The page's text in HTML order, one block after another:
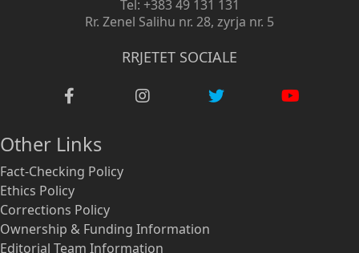
Tel: +383 49 131 131
Rr. Zenel Salihu nr. 28, zyrja nr. 5
RRJETET SOCIALE
Other Links
Fact-Checking Policy
Ethics Policy
Corrections Policy
Ownership & Funding Information
Editorial Team Information